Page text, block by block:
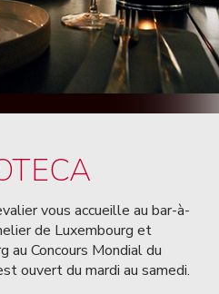
vous accueille au bar-à-
de Luxembourg et
au Concours Mondial du
ouvert du mardi au samedi.